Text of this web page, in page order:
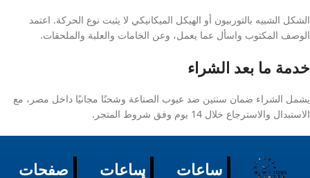
الشكل الشبيه بالتوربيون أو الهيكل الميكانيكي لا يثبت نوع الحركة. اعتمد
الوصف المكتوب واسأل عما يعمل، وعن الخامات والعلبة والملحقات.
خدمة ما بعد الشراء
يشمل الشراء ضمان سنتين ضد عيوب الصناعة وشحنًا مجانيًا داخل مصر، مع
الاستبدال والاسترجاع خلال 14 يوم وفق شروط المتجر.
صفحات ساعات ساعات